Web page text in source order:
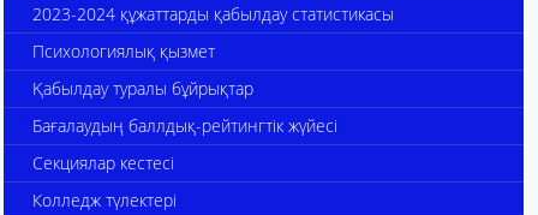
2023-2024 құжаттарды қабылдау статистикасы
Психологиялық қызмет
Қабылдау туралы бұйрықтар
Бағалаудың баллдық-рейтингтік жүйесі
Секциялар кестесі
Колледж түлектері